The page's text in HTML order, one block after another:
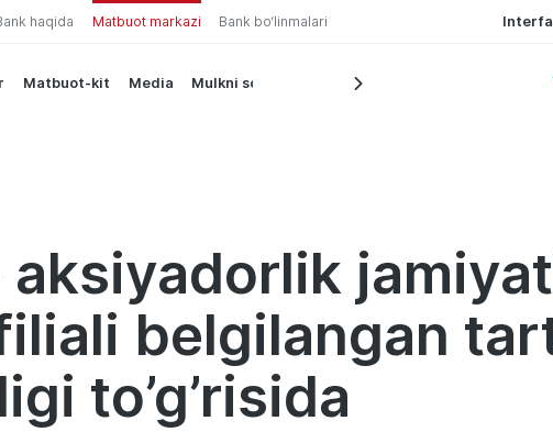
haqida Matbuot markazi Bank bo‘linmalari
Matbuot-kit Media Mulkni sotish
aksiyadorlik
belgilangan
to’g’risida